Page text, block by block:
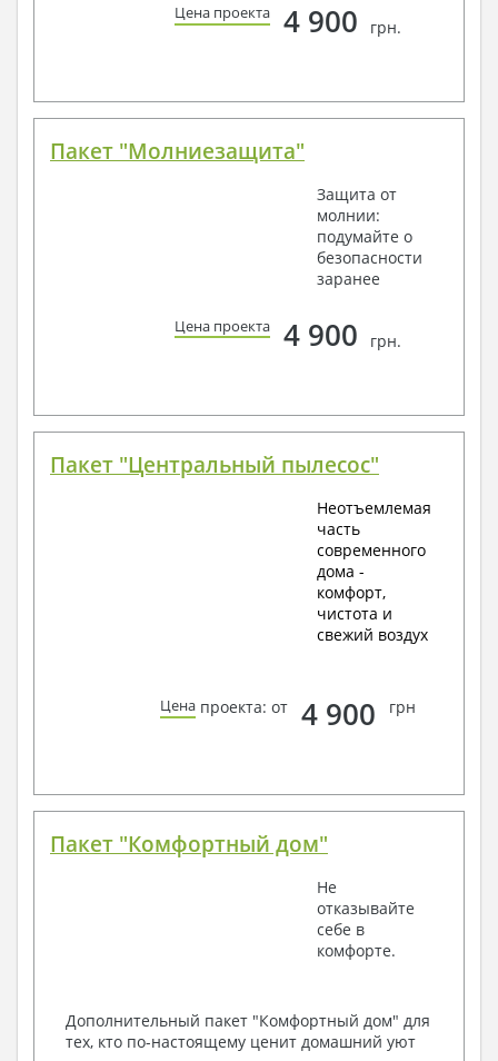
Цена проекта 4 900 грн.
Пакет "Молниезащита"
Защита от
молнии:
подумайте о
безопасности
заранее
Цена проекта 4 900 грн.
Пакет "Центральный пылесос"
Неотъемлемая
часть
современного
дома -
комфорт,
чистота и
свежий воздух
Цена проекта: от 4 900 грн
Пакет "Комфортный дом"
Не
отказывайте
себе в
комфорте.
Дополнительный пакет "Комфортный дом" для
тех, кто по-настоящему ценит домашний уют